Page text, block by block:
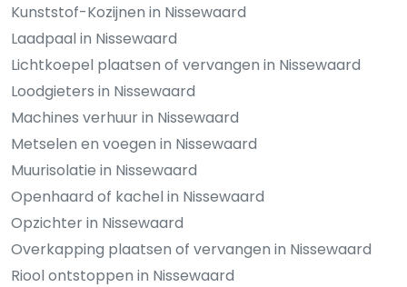
Kunststof-Kozijnen in Nissewaard
Laadpaal in Nissewaard
Lichtkoepel plaatsen of vervangen in Nissewaard
Loodgieters in Nissewaard
Machines verhuur in Nissewaard
Metselen en voegen in Nissewaard
Muurisolatie in Nissewaard
Openhaard of kachel in Nissewaard
Opzichter in Nissewaard
Overkapping plaatsen of vervangen in Nissewaard
Riool ontstoppen in Nissewaard